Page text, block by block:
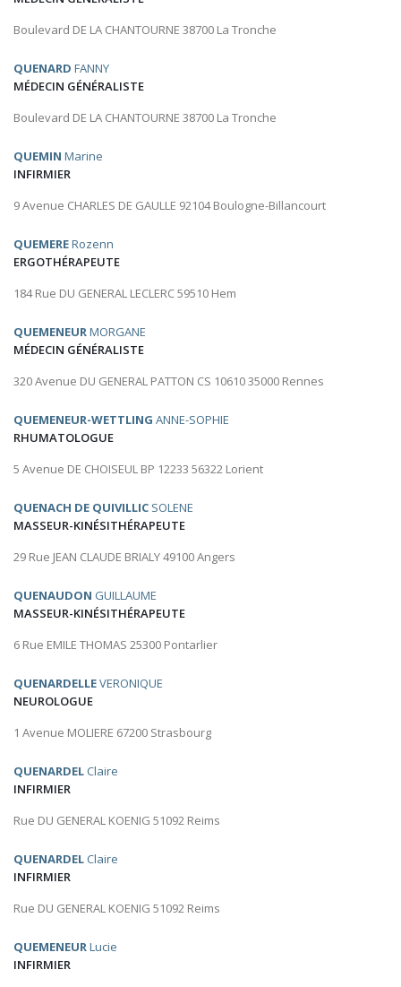
Boulevard DE LA CHANTOURNE 38700 La Tronche
QUENARD FANNY
MÉDECIN GÉNÉRALISTE
Boulevard DE LA CHANTOURNE 38700 La Tronche
QUEMIN Marine
INFIRMIER
9 Avenue CHARLES DE GAULLE 92104 Boulogne-Billancourt
QUEMERERozenn
ERGOTHÉRAPEUTE
184 Rue DU GENERAL LECLERC 59510 Hem
QUEMENEURMORGANE
MÉDECIN GÉNÉRALISTE
320 Avenue DU GENERAL PATTON CS 10610 35000 Rennes
QUEMENEUR-WETTLING ANNE-SOPHIE
RHUMATOLOGUE
5 Avenue DE CHOISEUL BP 12233 56322 Lorient
QUENACH DE QUIVILLIC SOLENE
MASSEUR-KINÉSITHÉRAPEUTE
29 Rue JEAN CLAUDE BRIALY 49100 Angers
QUENAUDON GUILLAUME
MASSEUR-KINÉSITHÉRAPEUTE
6 Rue EMILE THOMAS 25300 Pontarlier
QUENARDELLEVERONIQUE
NEUROLOGUE
1 Avenue MOLIERE 67200 Strasbourg
QUENARDEL Claire
INFIRMIER
Rue DU GENERAL KOENIG 51092 Reims
QUENARDEL Claire
INFIRMIER
Rue DU GENERAL KOENIG 51092 Reims
QUEMENEURLucie
INFIRMIER